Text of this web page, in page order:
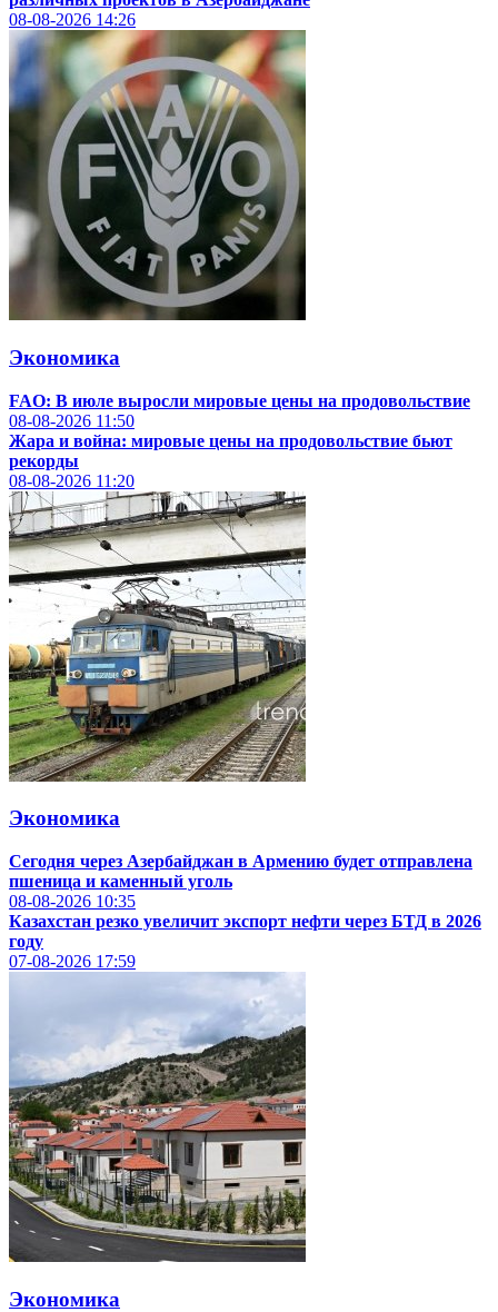
08-08-2026 14:26
Экономика
FAO: В июле выросли мировые цены на продовольствие
08-08-2026 11:50
Жара и война: мировые цены на продовольствие бьют
рекорды
08-08-2026 11:20
Экономика
Сегодня через Азербайджан в Армению будет отправлена
пшеница и каменный уголь
08-08-2026 10:35
Казахстан резко увеличит экспорт нефти через БТД в 2026
году
07-08-2026 17:59
Экономика